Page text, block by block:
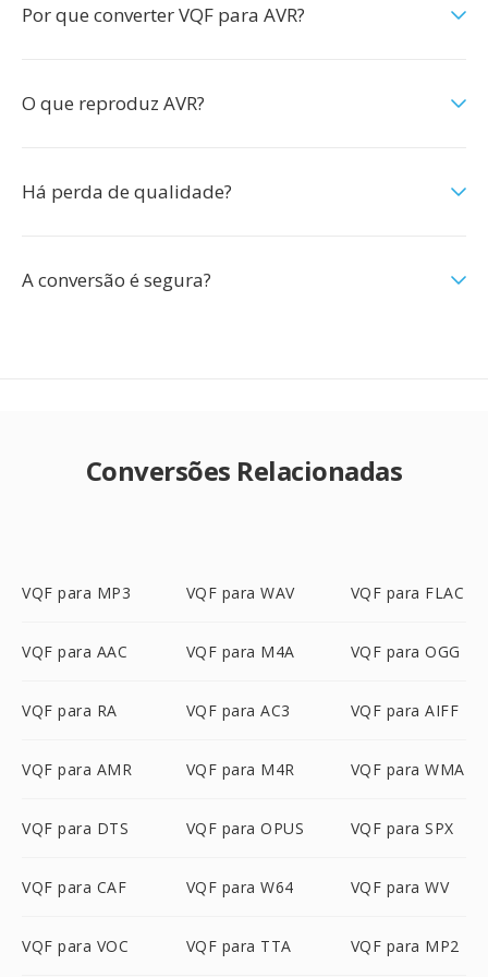
Por que converter VQF para AVR?
O que reproduz AVR?
Há perda de qualidade?
A conversão é segura?
Conversões Relacionadas
VQF para MP3 VQF para WAV VQF para FLAC
VQF para AAC VQF para M4A VQF para OGG
VQF para RA VQF para AC3 VQF para AIFF
VQF para AMR VQF para M4R VQF para WMA
VQF para DTS VQF para OPUS VQF para SPX
VQF para CAF VQF para W64 VQF para WV
VQF para VOC VQF para TTA VQF para MP2